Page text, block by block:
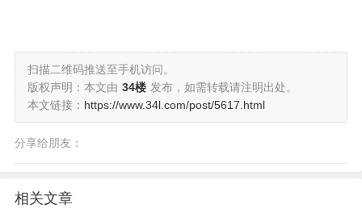
扫描二维码推送至手机访问。
版权声明：本文由 34楼 发布，如需转载请注明出处。
本文链接： https://www.34l.com/post/5617.html
分享给朋友：
相关文章